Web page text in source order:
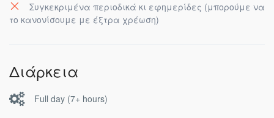
Συγκεκριμένα περιοδικά κι εφημερίδες (μπορούμε να
το κανονίσουμε με έξτρα χρέωση)
Διάρκεια
Full day (7+ hours)